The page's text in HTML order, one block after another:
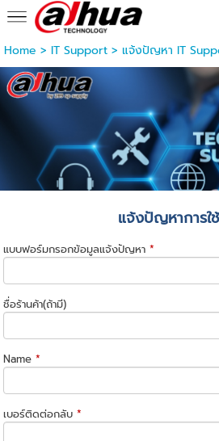
Home > IT Support> แจ้งปัญหา IT
แจ้งปัญหาการใ
แบบฟอร์มกรอกข้อมูลแจ้งปัญหา *
ชื่อร้านค้า(ถ้ามี)
Name *
เบอร์ติดต่อกลับ *